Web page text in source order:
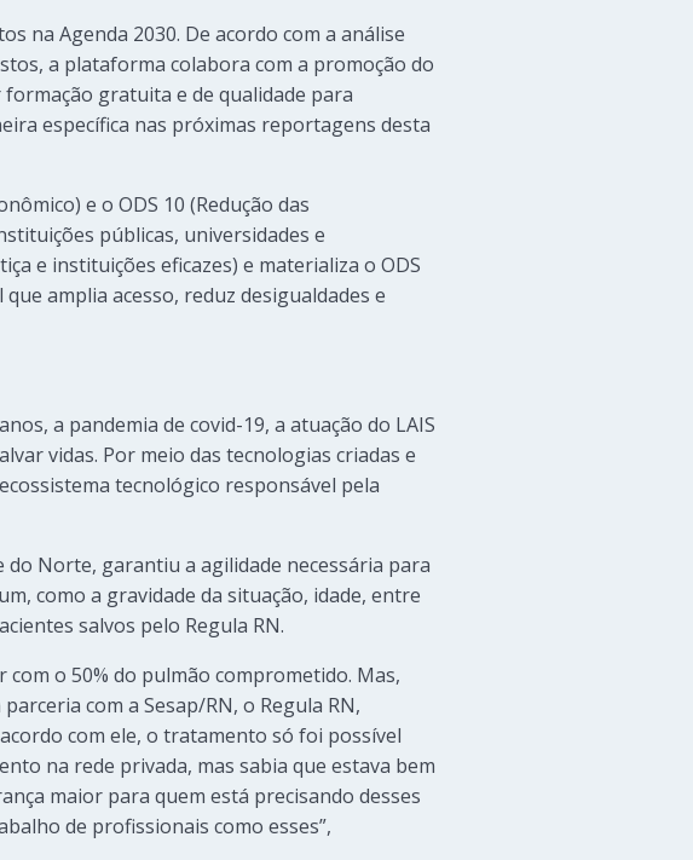
na Agenda 2030. De acordo com a análise
a plataforma colabora com a promoção do
formação gratuita e de qualidade para
específica nas próximas reportagens desta
e o ODS 10 (Redução das
públicas, universidades e
e instituições eficazes) e materializa o ODS
amplia acesso, reduz desigualdades e
a pandemia de covid-19, a atuação do LAIS
vidas. Por meio das tecnologias criadas e
tecnológico responsável pela
Norte, garantiu a agilidade necessária para
como a gravidade da situação, idade, entre
salvos pelo Regula RN.
o 50% do pulmão comprometido. Mas,
com a Sesap/RN, o Regula RN,
com ele, o tratamento só foi possível
na rede privada, mas sabia que estava bem
maior para quem está precisando desses
de profissionais como esses”,